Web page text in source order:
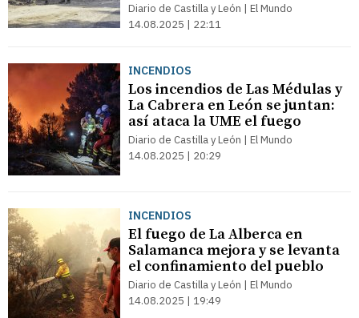
Diario de Castilla y León | El Mundo
14.08.2025 | 22:11
INCENDIOS
Los incendios de Las Médulas y
La Cabrera en León se juntan:
así ataca la UME el fuego
Diario de Castilla y León | El Mundo
14.08.2025 | 20:29
INCENDIOS
El fuego de La Alberca en
Salamanca mejora y se levanta
el confinamiento del pueblo
Diario de Castilla y León | El Mundo
14.08.2025 | 19:49